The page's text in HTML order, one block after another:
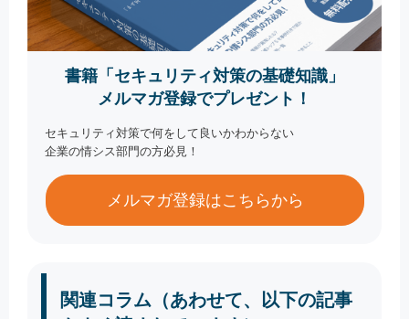
書籍「セキュリティ対策の基礎知識」
メルマガ登録でプレゼント！
セキュリティ対策で何をして良いかわからない
企業の情シス部門の方必見！
メルマガ登録はこちらから
関連コラム（あわせて、以下の記事